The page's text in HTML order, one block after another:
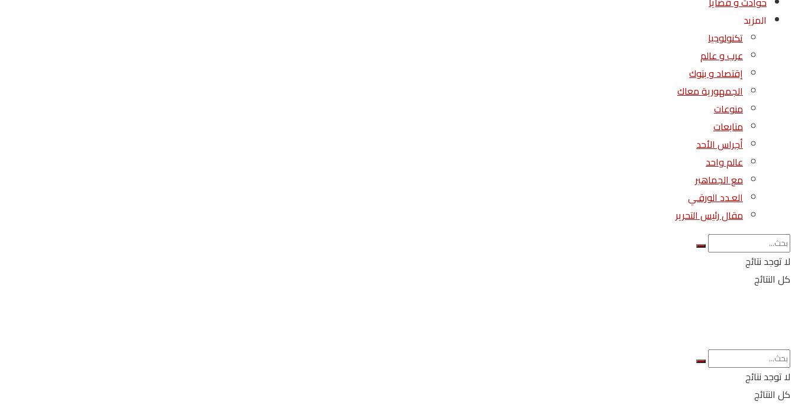
المزيد
تكنولوجيا
عرب و عالم
إقتصاد و بنوك
الجمهورية معاك
منوعات
متابعات
أجراس الأحد
عالم واحد
مع الجماهير
العـدد الورقـي
مقال رئيس التحرير
لا توجد نتائج
كل النتائج
لا توجد نتائج
كل النتائج